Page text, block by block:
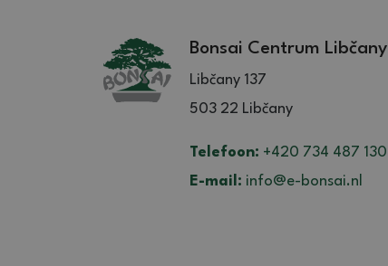
Bonsai Centrum Libčany
Libčany 137
503 22 Libčany
Telefoon: +420 734 487 130
E-mail: info@e-bonsai.nl